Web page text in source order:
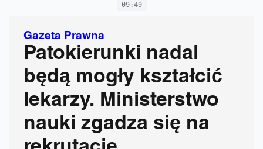
09:49
Gazeta Prawna
Patokierunki nadal
będą mogły kształcić
lekarzy. Ministerstwo
nauki zgadza się na